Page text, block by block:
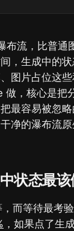
布流，比普通
，生成中的
图片占位这些
做，核心是把
最容易被忽略
净的瀑布流
状态最该
而等待最考
，如果点了生